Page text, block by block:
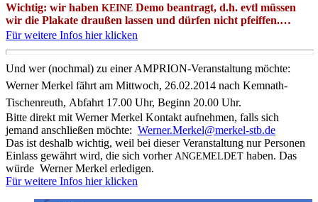
Wich­tig: wir haben KEINE Demo bean­tragt, d.h. evtl müs­sen
wir die Pla­ka­te drau­ßen las­sen und dür­fen nicht pfeiffen.…
Für wei­te­re Infos hier klicken
Und wer (noch­mal) zu einer AMPRI­ON-Ver­an­stal­tung möch­te:
Wer­ner Mer­kel fährt am Mitt­woch, 26.02.2014 nach Kem­nath-
Tischenreuth, Abfahrt 17.00 Uhr, Beginn 20.00 Uhr.
Bit­te direkt mit Wer­ner Mer­kel Kon­takt auf­neh­men, falls sich
jemand anschlie­ßen möch­te: Werner.Merkel@merkel-stb.de
Das ist des­halb wich­tig, weil bei die­ser Ver­an­stal­tung nur Per­so­nen
Ein­lass gewährt wird, die sich vor­her ANGEMELDET haben. Das
wür­de Wer­ner Mer­kel erledigen.
Für wei­te­re Infos hier klicken